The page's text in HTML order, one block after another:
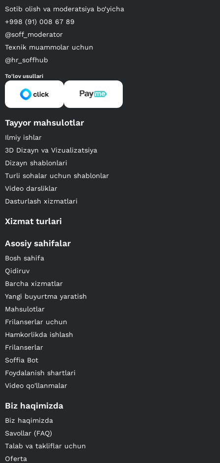
Sotib olish va moderatsiya bo‘yicha
+998 (91) 008 67 89
@soff_moderator
Texnik muammolar uchun
@hr_soffhub
To'lov usullari
Tayyor mahsulotlar
Ilmiy ishlar
3D Dizayn va Vizualizatsiya
Dizayn shablonlari
Turli sohalar uchun shablonlar
Video darsliklar
Dasturlash xizmatlari
Xizmat turlari
Asosiy sahifalar
Bosh sahifa
Qidiruv
Barcha xizmatlar
Yangi buyurtma yaratish
Mahsulotlar
Frilanserlar uchun
Hamkorlikda ishlash
Frilanserlar
Soffia Bot
Foydalanish shartlari
Video qo'llanmalar
Biz haqimizda
Biz haqimizda
Savollar (FAQ)
Talab va takliflar uchun
Oferta